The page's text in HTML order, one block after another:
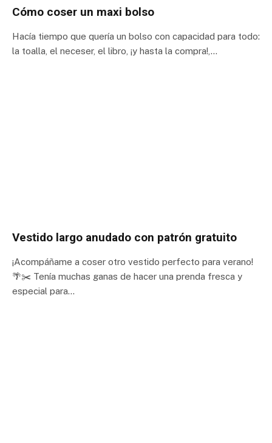
Cómo coser un maxi bolso
Hacía tiempo que quería un bolso con capacidad para todo:
la toalla, el neceser, el libro, ¡y hasta la compra!,…
Vestido largo anudado con patrón gratuito
¡Acompáñame a coser otro vestido perfecto para verano!
🌴✂️ Tenía muchas ganas de hacer una prenda fresca y
especial para…